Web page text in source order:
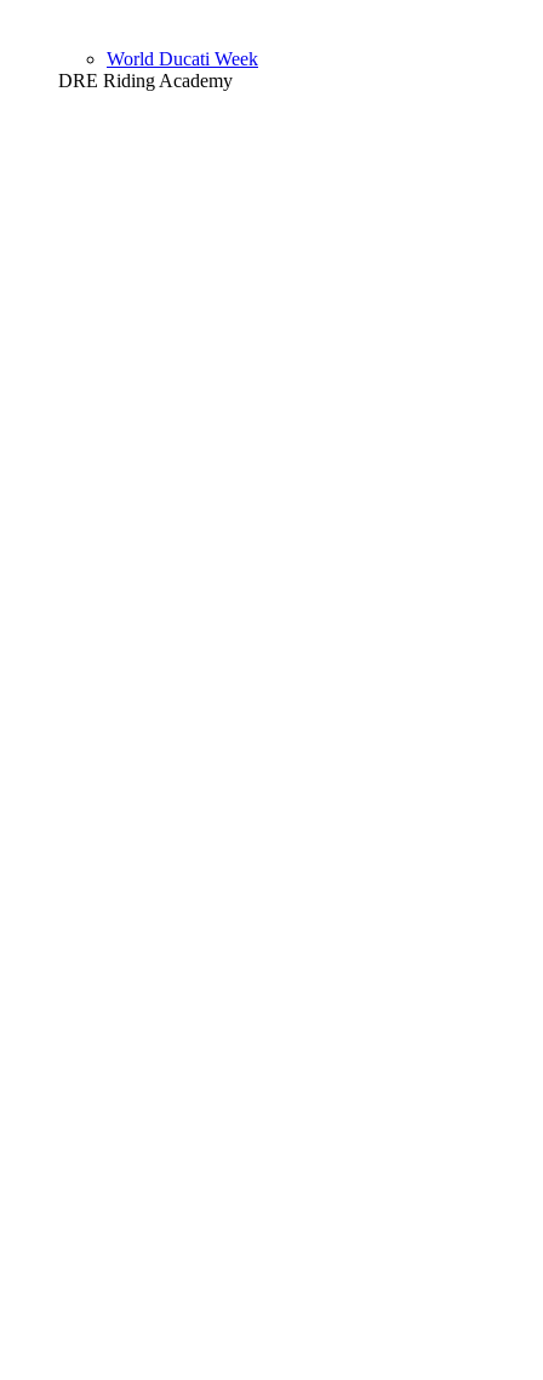
World Ducati Week
DRE Riding Academy